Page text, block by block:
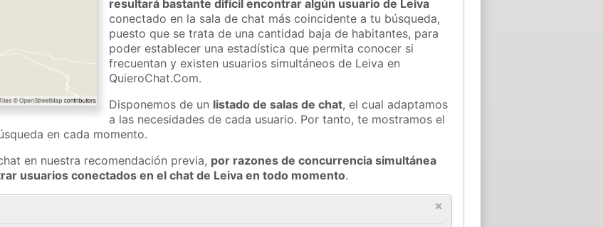
resultará bastante difícil encontrar algún usuario de Leiva
conectado en la sala de chat más coincidente a tu búsqueda,
puesto que se trata de una cantidad baja de habitantes, para
poder establecer una estadística que permita conocer si
frecuentan y existen usuarios simultáneos de Leiva en
QuieroChat.Com.
Disponemos de un listado de salas de chat, el cual adaptamos
a las necesidades de cada usuario. Por tanto, te mostramos el
en cada momento.
en nuestra recomendación previa, por razones de concurrencia simultánea
usuarios conectados en el chat de Leiva en todo momento.
×